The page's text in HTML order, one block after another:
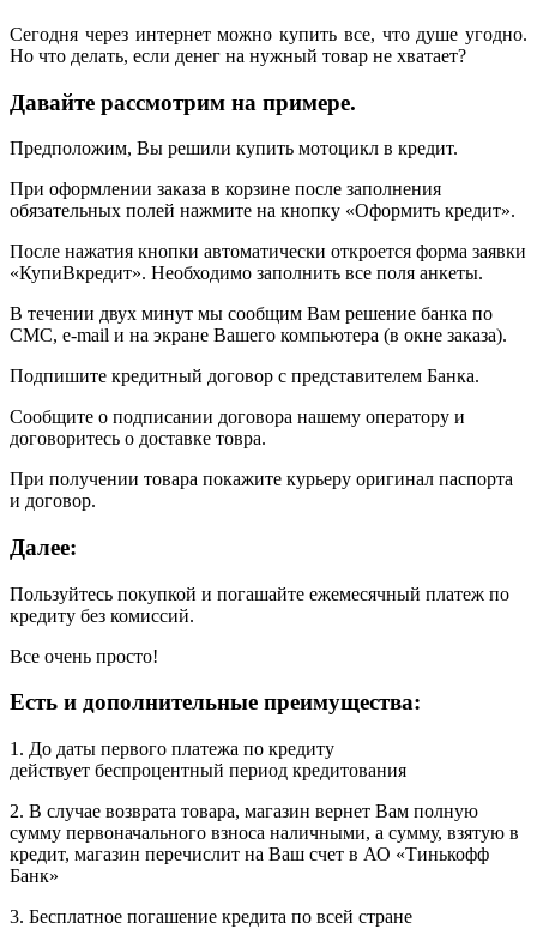
Сегодня через интернет можно купить все, что душе угодно.
Но что делать, если денег на нужный товар не хватает?
Давайте рассмотрим на примере.
Предположим, Вы решили купить мотоцикл в кредит.
При оформлении заказа в корзине после заполнения
обязательных полей нажмите на кнопку «Оформить кредит».
После нажатия кнопки автоматически откроется форма заявки
«КупиВкредит». Необходимо заполнить все поля анкеты.
В течении двух минут мы сообщим Вам решение банка по
СМС, e-mail и на экране Вашего компьютера (в окне заказа).
Подпишите кредитный договор с представителем Банка.
Сообщите о подписании договора нашему оператору и
договоритесь о доставке товра.
При получении товара покажите курьеру оригинал паспорта
и договор.
Далее:
Пользуйтесь покупкой и погашайте ежемесячный платеж по
кредиту без комиссий.
Все очень просто!
Есть и дополнительные преимущества:
1. До даты первого платежа по кредиту
действует беспроцентный период кредитования
2. В случае возврата товара, магазин вернет Вам полную
сумму первоначального взноса наличными, а сумму, взятую в
кредит, магазин перечислит на Ваш счет в АО «Тинькофф
Банк»
3. Бесплатное погашение кредита по всей стране